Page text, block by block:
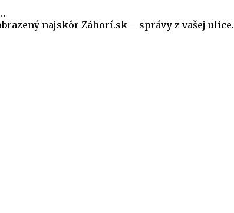
najskôr Záhorí.sk – správy z vašej ulice.